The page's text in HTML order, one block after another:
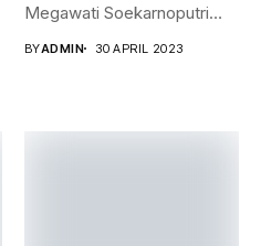
Megawati Soekarnoputri
BYADMIN 30 APRIL 2023